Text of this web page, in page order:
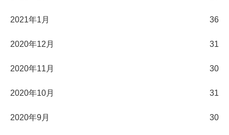
2021年1月 36
2020年12月 31
2020年11月 30
2020年10月 31
2020年9月 30